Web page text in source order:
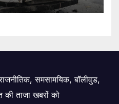
समसामयिक, बॉलीवुड,
की ताजा खबरों को